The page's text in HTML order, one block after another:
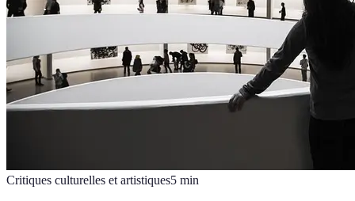
Critiques culturelles et artistiques5 min